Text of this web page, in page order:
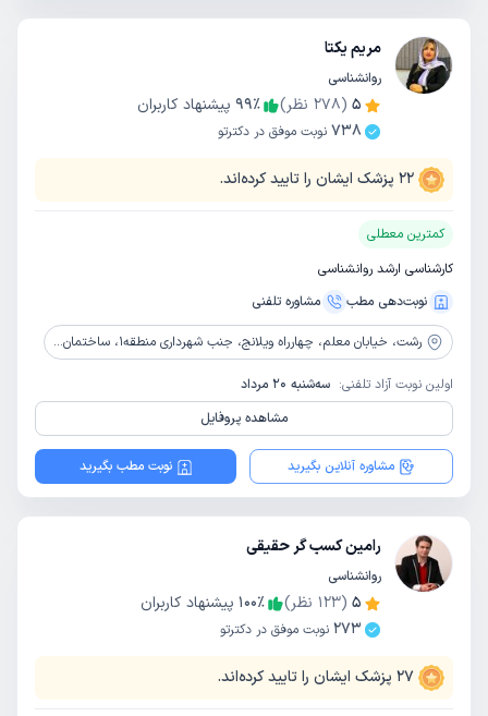
مریم یکتا
روانشناسی
5
(
278 نظر) 99٪
پیشنهاد کاربران
738 نوبت موفق در دکترتو
22 پزشک ایشان را تایید کرده‌اند.
کمترین معطلی
کارشناسی ارشد روانشناسی
نوبت‌دهی مطب
مشاوره‌ تلفنی
رشت، خیابان معلم، چهارراه ویلانج، جنب شهرداری منطقه1، ساختمان حامد، واحد 4
اولین نوبت آزاد تلفنی: سه‌شنبه 20 مرداد
مشاهده پروفایل
مشاوره آنلاین بگیرید نوبت مطب بگیرید
رامین کسب گر حقیقی
روانشناسی
5
(
123 نظر) 100٪
پیشنهاد کاربران
273 نوبت موفق در دکترتو
27 پزشک ایشان را تایید کرده‌اند.